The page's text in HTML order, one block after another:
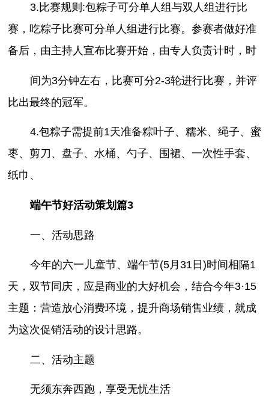
3.比赛规则:包粽子可分单人组与双人组进行比
赛，吃粽子比赛可分单人组进行比赛。参赛者做好准
备后，由主持人宣布比赛开始，由专人负责计时，时
间为3分钟左右，比赛可分2-3轮进行比赛，并评
比出最终的冠军。
4.包粽子需提前1天准备粽叶子、糯米、绳子、蜜
枣、剪刀、盘子、水桶、勺子、围裙、一次性手套、
纸巾、
端午节好活动策划篇3
一、活动思路
今年的六一儿童节、端午节(5月31日)时间相隔1
天，双节同庆，应是商业的大好机会，结合今年3·15
主题：营造放心消费环境，提升商场销售业绩，就成
为这次促销活动的设计思路。
二、活动主题
无须东奔西跑，享受无忧生活